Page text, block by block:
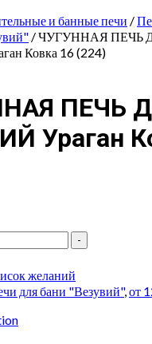
и банные печи /
/ ЧУГУННАЯ ПЕЧЬ
Ковка 16 (224)
ПЕЧЬ
Ураган
-
желаний
для бани "Везувий", от